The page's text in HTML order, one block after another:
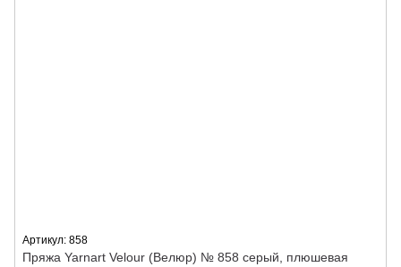
Артикул: 858
Пряжа Yarnart Velour (Велюр) № 858 серый, плюшевая